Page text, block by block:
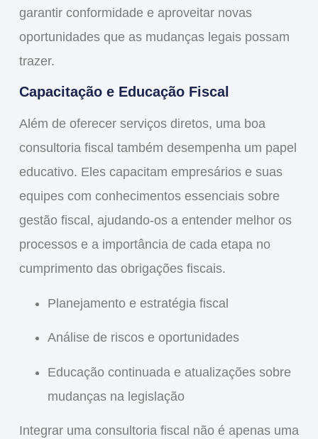
garantir conformidade e aproveitar novas
oportunidades que as mudanças legais possam
trazer.
Capacitação e Educação Fiscal
Além de oferecer serviços diretos, uma boa
consultoria fiscal também desempenha um papel
educativo. Eles capacitam empresários e suas
equipes com conhecimentos essenciais sobre
gestão fiscal, ajudando-os a entender melhor os
processos e a importância de cada etapa no
cumprimento das obrigações fiscais.
Planejamento e estratégia fiscal
Análise de riscos e oportunidades
Educação continuada e atualizações sobre
mudanças na legislação
Integrar uma consultoria fiscal não é apenas uma